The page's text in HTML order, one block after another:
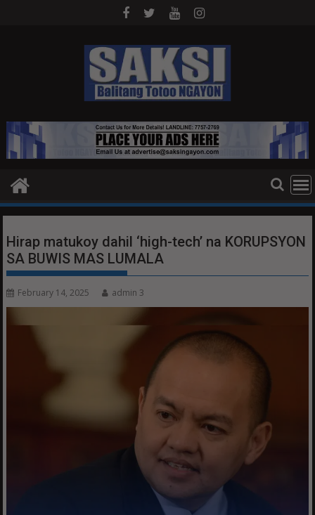
Hirap matukoy dahil ‘high-tech’ na KORUPSYON
SA BUWIS MAS LUMALA
February 14, 2025 admin 3